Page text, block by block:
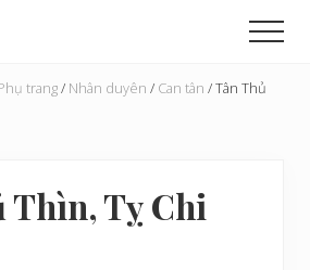
trang/ Nhân duyên / Can tân /Tân Thủ
Thìn, Tỵ Chi